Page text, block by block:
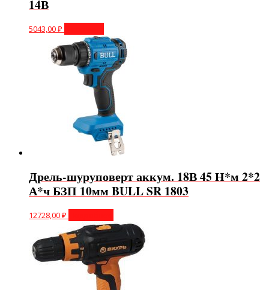
14В
5043,00₽
Дрель-шуруповерт аккум. 18В 45 Н*м 2*2
А*ч БЗП 10мм BULL SR 1803
12728,00₽